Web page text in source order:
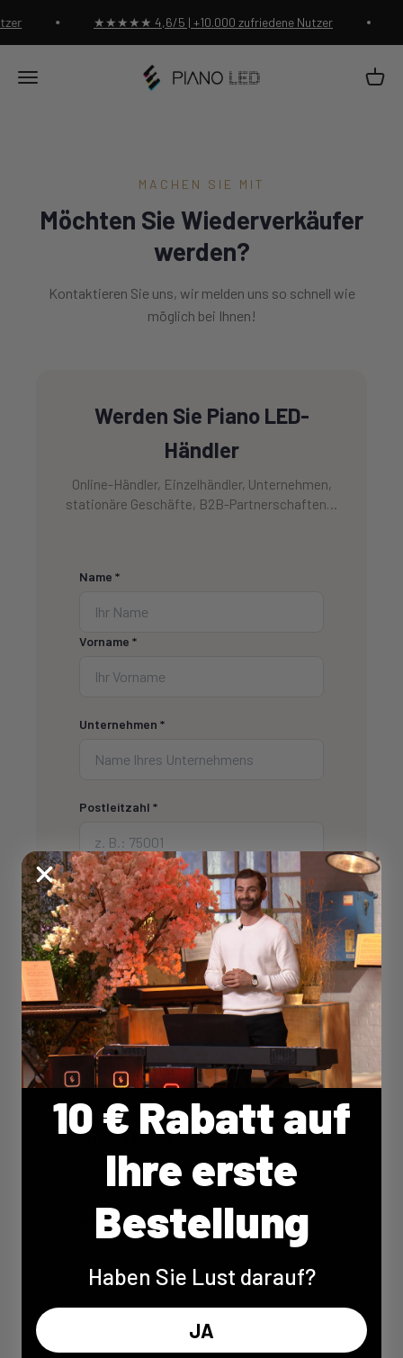
★★★★★ 4,6/5 | +10.000 zufriedene Nutzer
Menü
Piano Led Shop
MACHEN SIE MIT
Möchten Sie Wiederverkäufer
werden?
Kontaktieren Sie uns, wir melden uns so schnell wie
möglich bei Ihnen!
Werden Sie Piano LED-
Händler
Online-Händler, Einzelhändler, Unternehmen,
stationäre Geschäfte, B2B-Partnerschaften…
Name *
Vorname *
Unternehmen *
Postleitzahl *
Stadt
E-Mail *
Telefon
Art der Tätigkeit *
Nachricht *
10 € Rabatt auf
Ihre erste
Bestellung
Haben Sie Lust darauf?
JA